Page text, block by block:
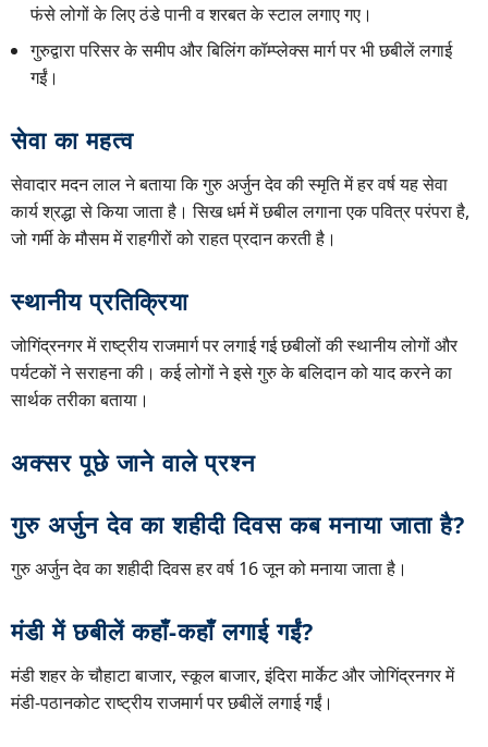
फंसे लोगों के लिए ठंडे पानी व शरबत के स्टाल लगाए गए।
गुरुद्वारा परिसर के समीप और बिलिंग कॉम्प्लेक्स मार्ग पर भी छबीलें लगाई
गईं।
सेवा का महत्व
सेवादार मदन लाल ने बताया कि गुरु अर्जुन देव की स्मृति में हर वर्ष यह सेवा
कार्य श्रद्धा से किया जाता है। सिख धर्म में छबील लगाना एक पवित्र परंपरा है,
जो गर्मी के मौसम में राहगीरों को राहत प्रदान करती है।
स्थानीय प्रतिक्रिया
जोगिंद्रनगर में राष्ट्रीय राजमार्ग पर लगाई गई छबीलों की स्थानीय लोगों और
पर्यटकों ने सराहना की। कई लोगों ने इसे गुरु के बलिदान को याद करने का
सार्थक तरीका बताया।
अक्सर पूछे जाने वाले प्रश्न
गुरु अर्जुन देव का शहीदी दिवस कब मनाया जाता है?
गुरु अर्जुन देव का शहीदी दिवस हर वर्ष 16 जून को मनाया जाता है।
मंडी में छबीलें कहाँ-कहाँ लगाई गईं?
मंडी शहर के चौहाटा बाजार, स्कूल बाजार, इंदिरा मार्केट और जोगिंद्रनगर में
मंडी-पठानकोट राष्ट्रीय राजमार्ग पर छबीलें लगाई गईं।